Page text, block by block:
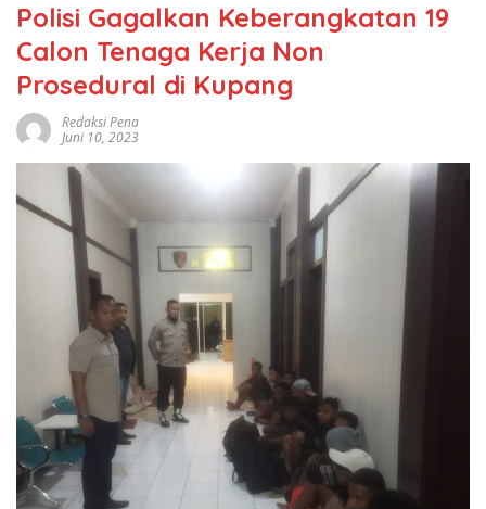
Polisi Gagalkan Keberangkatan 19
Calon Tenaga Kerja Non
Prosedural di Kupang
Redaksi Pena
Juni 10, 2023